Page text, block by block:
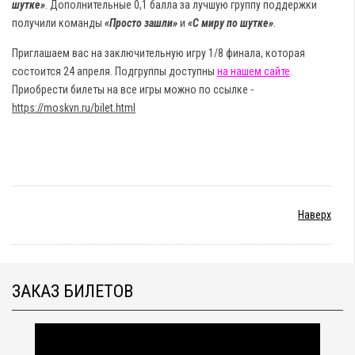
шутке» . Дополнительные 0,1 балла за лучшую группу поддержки
получили команды «Просто зашли»и «С миру по шутке»
Приглашаем вас на заключительную игру 1/8 финала, которая
состоится 24 апреля. Подгруппы доступны на нашем сайте
Приобрести билеты на все игры можно по ссылке -
https://moskvn.ru/bilet.html
Наверх
ЗАКАЗ БИЛЕТОВ